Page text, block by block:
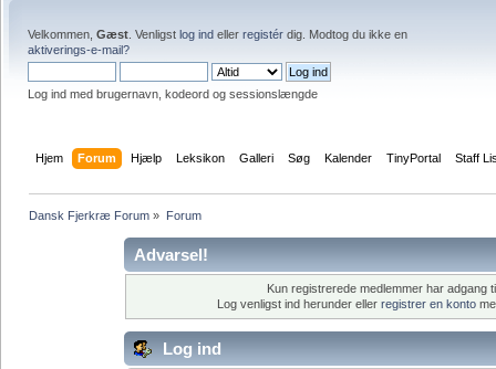
Velkommen, Gæst . Venligst log ind eller registér dig. Modtog du ikke en
aktiverings-e-mail?
Log ind med brugernavn, kodeord og sessionslængde
Hjem Forum Hjælp Leksikon Galleri Søg Kalender TinyPortal Staff
Dansk Fjerkræ Forum » Forum
Advarsel!
Kun registrerede medlemmer har adgang
Log venligst ind herunder eller registrer en konto
Log ind